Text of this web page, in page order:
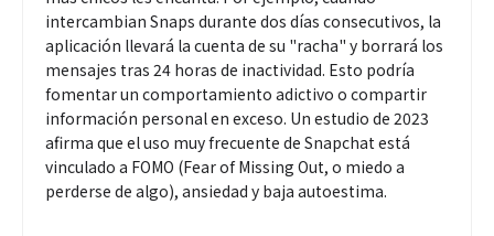
intercambian Snaps durante dos días consecutivos, la
aplicación llevará la cuenta de su "racha" y borrará los
mensajes tras 24 horas de inactividad. Esto podría
fomentar un comportamiento adictivo o compartir
información personal en exceso. Un estudio de 2023
afirma que el uso muy frecuente de Snapchat está
vinculado a FOMO (Fear of Missing Out, o miedo a
perderse de algo), ansiedad y baja autoestima.